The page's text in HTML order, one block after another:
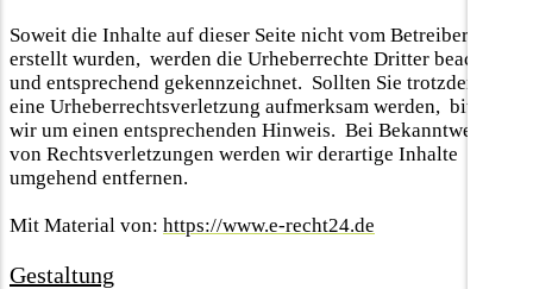
Soweit die Inhalte auf dieser Seite nicht vom Betreiber
erstellt wurden, werden die Urheberrechte Dritter beachtet
und entsprechend gekennzeichnet. Sollten Sie trotzdem auf
eine Urheberrechtsverletzung aufmerksam werden, bitten
wir um einen entsprechenden Hinweis. Bei Bekanntwerden
von Rechtsverletzungen werden wir derartige Inhalte
umgehend entfernen.
Mit Material von: https://www.e-recht24.de
Gestaltung